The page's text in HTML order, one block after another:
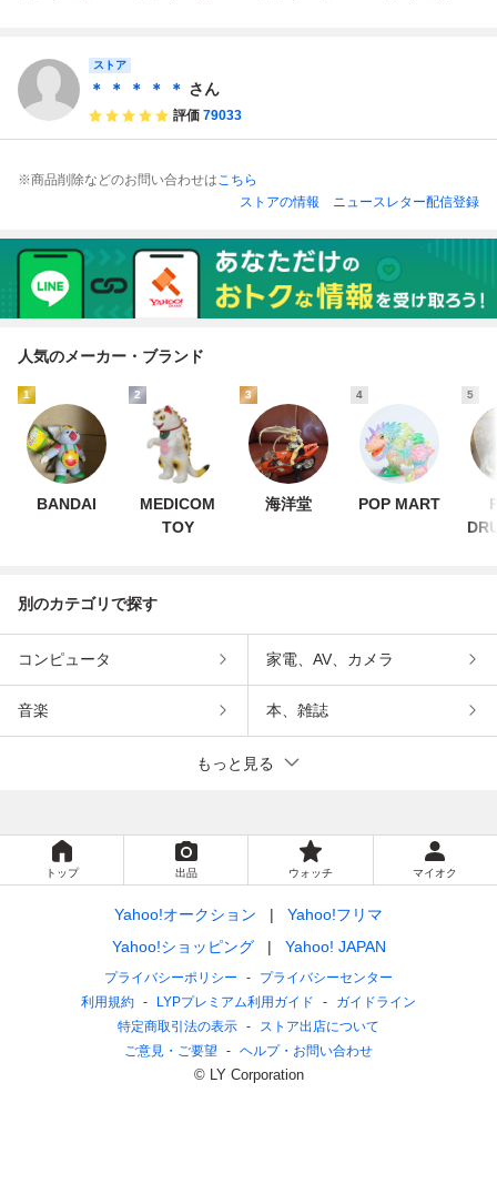
ストア
＊ ＊ ＊ ＊ ＊ さん
評価 79033
※商品削除などのお問い合わせはこちら
ストアの情報
ニュースレター配信登録
人気のメーカー・ブランド
1
BANDAI
2
MEDICOM
TOY
3
海洋堂
4
POP MART
5
別のカテゴリで探す
コンピュータ 家電、AV、カメラ
音楽 本、雑誌
もっと見る
トップ 出品 ウォッチ マイオク
Yahoo!オークション
Yahoo!フリマ
Yahoo!ショッピング
Yahoo! JAPAN
プライバシーポリシー
プライバシーセンター
利用規約
LYPプレミアム利用ガイド
ガイドライン
特定商取引法の表示
ストア出店について
ご意見・ご要望
ヘルプ・お問い合わせ
© LY Corporation